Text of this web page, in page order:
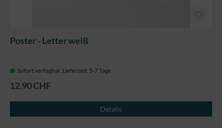
Poster - Letter weiß
Sofort verfügbar, Lieferzeit: 5-7 Tage
12,90 CHF
Details